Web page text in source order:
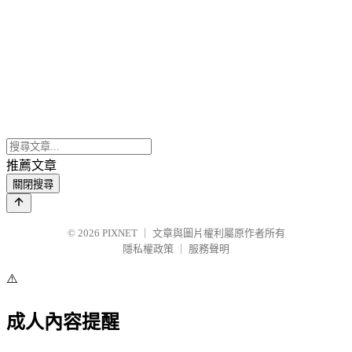
推薦文章
關閉搜尋
© 2026 PIXNET
文章與圖片權利屬原作者所有
隱私權政策
服務聲明
⚠️
成人內容提醒